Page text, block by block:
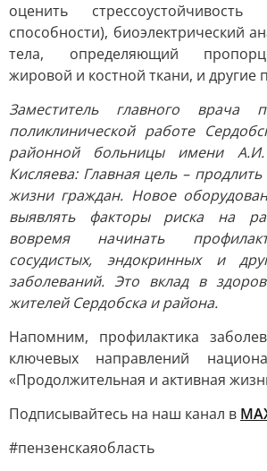
оценить
способности), биоэлектрический
тела, определяющий
жировой и костной ткани, и другие
Заместитель главного врача
поликлинической работе
районной больницы имени
Кисляева: Главная цель –
жизни граждан. Новое
выявлять факторы риска на
вовремя начинать
сосудистых, эндокринных и
заболеваний. Это вклад в
жителей Сердобска и района.
Напомним, профилактика
ключевых направлений
«Продолжительная и активная
Подписывайтесь на наш канал в
#пензенскаяобласть